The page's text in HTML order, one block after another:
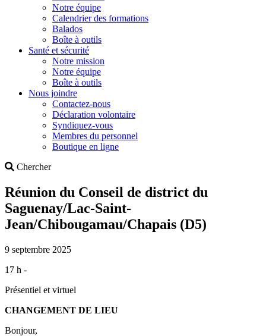
Notre équipe
Calendrier des formations
Balados
Boîte à outils
Santé et sécurité
Notre mission
Notre équipe
Boîte à outils
Nous joindre
Contactez-nous
Déclaration volontaire
Syndiquez-vous
Membres du personnel
Boutique en ligne
ChercherSearch
Réunion du Conseil de district du
Saguenay/Lac-Saint-
Jean/Chibougamau/Chapais (D5)
9 septembre 2025
17 h -
Présentiel et virtuel
CHANGEMENT DE LIEU
Bonjour,